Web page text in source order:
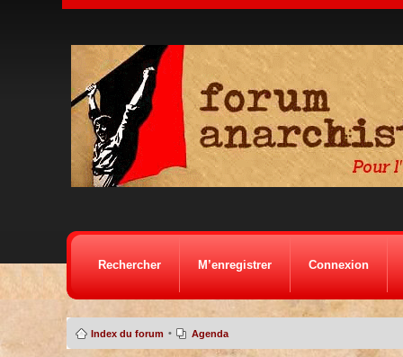
Rechercher M’enregistrer Connexion
Index du forum • Agenda